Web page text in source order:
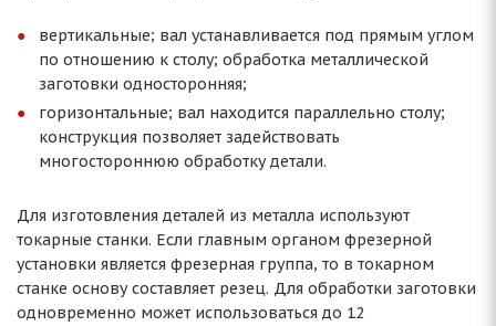
вертикальные; вал устанавливается под прямым углом
по отношению к столу; обработка металлической
заготовки односторонняя;
горизонтальные; вал находится параллельно столу;
конструкция позволяет задействовать
многостороннюю обработку детали.
Для изготовления деталей из металла используют
токарные станки. Если главным органом фрезерной
установки является фрезерная группа, то в токарном
станке основу составляет резец. Для обработки заготовки
одновременно может использоваться до 12